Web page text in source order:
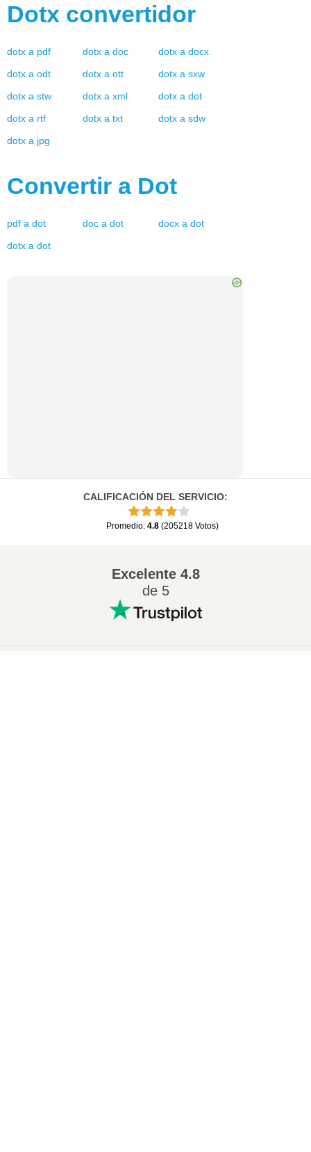
Dotx convertidor
dotx a pdf dotx a doc dotx a docx
dotx a odt dotx a ott dotx a sxw
dotx a stw dotx a xml dotx a dot
dotx a rtf dotx a txt dotx a sdw
dotx a jpg
Convertir a Dot
pdf a dot doc a dot docx a dot
dotx a dot
CALIFICACIÓN DEL SERVICIO:
Promedio: 4.8 (205218 Votos)
Excelente4.8
de 5